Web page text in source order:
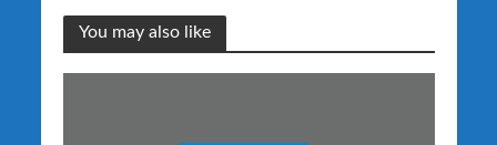
You may also like